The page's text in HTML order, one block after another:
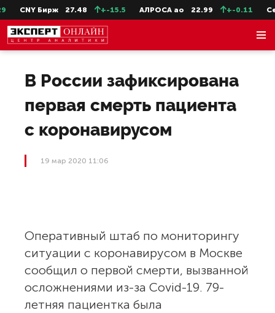
CNY Бирж 27.48 +-15.5 АЛРОСА ао 22.99 +-0.11
В России зафиксирована
первая смерть пациента
с коронавирусом
19 мар 2020 11:06
Оперативный штаб по мониторингу
ситуации с коронавирусом в Москве
сообщил о первой смерти, вызванной
осложнениями из-за Covid-19. 79-
летняя пациентка была